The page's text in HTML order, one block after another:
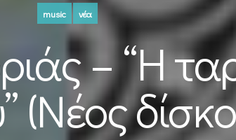
music νέα
– “Η
(Νέος